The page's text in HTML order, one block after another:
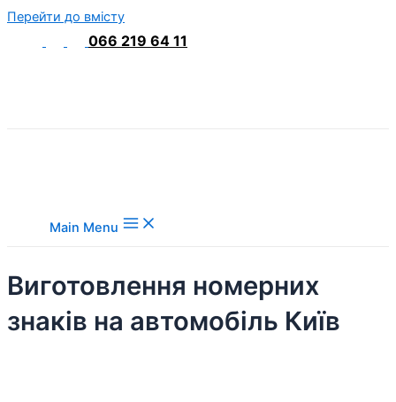
Перейти до вмісту
066 219 64 11
Main Menu
Виготовлення номерних
знаків на автомобіль Київ